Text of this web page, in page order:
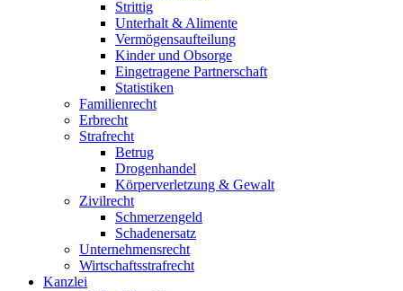
Strittig
Unterhalt & Alimente
Vermögensaufteilung
Kinder und Obsorge
Eingetragene Partnerschaft
Statistiken
Familienrecht
Erbrecht
Strafrecht
Betrug
Drogenhandel
Körperverletzung & Gewalt
Zivilrecht
Schmerzengeld
Schadenersatz
Unternehmensrecht
Wirtschaftsstrafrecht
Kanzlei